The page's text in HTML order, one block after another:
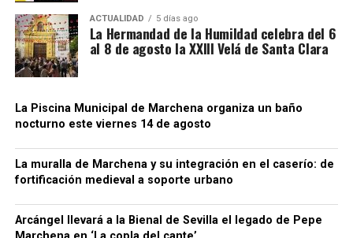
ACTUALIDAD 5 días ago
La Hermandad de la Humildad celebra del 6
al 8 de agosto la XXIII Velá de Santa Clara
La Piscina Municipal de Marchena organiza un baño
nocturno este viernes 14 de agosto
La muralla de Marchena y su integración en el caserío: de
fortificación medieval a soporte urbano
Arcángel llevará a la Bienal de Sevilla el legado de Pepe